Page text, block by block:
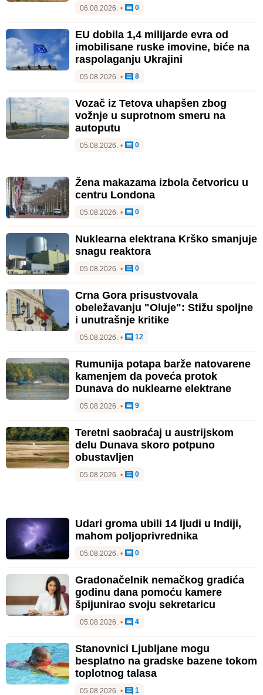
06.08.2026. • 0
EU dobila 1,4 milijarde evra od
imobilisane ruske imovine, biće na
raspolaganju Ukrajini
05.08.2026. • 8
Vozač iz Tetova uhapšen zbog
vožnje u suprotnom smeru na
autoputu
05.08.2026. • 0
Žena makazama izbola četvoricu u
centru Londona
05.08.2026. • 0
Nuklearna elektrana Krško smanjuje
snagu reaktora
05.08.2026. • 0
Crna Gora prisustvovala
obeležavanju "Oluje": Stižu spoljne
i unutrašnje kritike
05.08.2026. • 12
Rumunija potapa barže natovarene
kamenjem da poveća protok
Dunava do nuklearne elektrane
05.08.2026. • 9
Teretni saobraćaj u austrijskom
delu Dunava skoro potpuno
obustavljen
05.08.2026. • 0
Udari groma ubili 14 ljudi u Indiji,
mahom poljoprivrednika
05.08.2026. • 0
Gradonačelnik nemačkog gradića
godinu dana pomoću kamere
špijunirao svoju sekretaricu
05.08.2026. • 4
Stanovnici Ljubljane mogu
besplatno na gradske bazene tokom
toplotnog talasa
05.08.2026. • 1